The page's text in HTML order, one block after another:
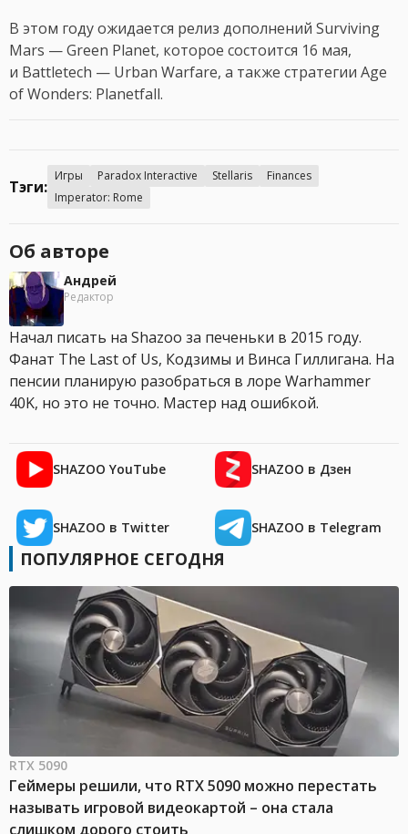
В этом году ожидается релиз дополнений Surviving
Mars — Green Planet, которое состоится 16 мая,
и Battletech — Urban Warfare, а также стратегии Age
of Wonders: Planetfall.
Тэги:
Игры Paradox Interactive Stellaris
Finances
Imperator: Rome
Об авторе
Андрей
Редактор
Начал писать на Shazoo за печеньки в 2015 году.
Фанат The Last of Us, Кодзимы и Винса Гиллигана. На
пенсии планирую разобраться в лоре Warhammer
40K, но это не точно. Мастер над ошибкой.
SHAZOO YouTube SHAZOO в Дзен
SHAZOO в Twitter SHAZOO в Telegram
ПОПУЛЯРНОЕ СЕГОДНЯ
RTX 5090
Геймеры решили, что RTX 5090 можно перестать
называть игровой видеокартой – она стала
слишком дорого стоить